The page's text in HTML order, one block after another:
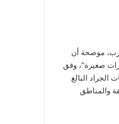
موضحة أن
صغيرة”، وفق
البالغ
والمناطق